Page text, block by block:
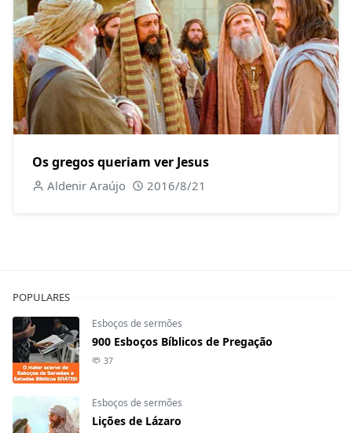
Os gregos queriam ver Jesus
Aldenir Araújo 2016/8/21
POPULARES
Esboços de sermões
900 Esboços Bíblicos de Pregação
37
Esboços de sermões
Lições de Lázaro